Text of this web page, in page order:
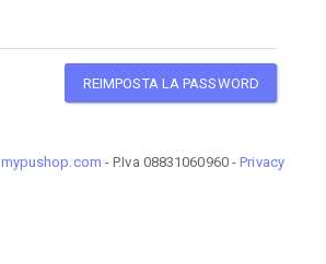
REIMPOSTA LA PASSWORD
mypushop.com - P.Iva 08831060960 -Privacy